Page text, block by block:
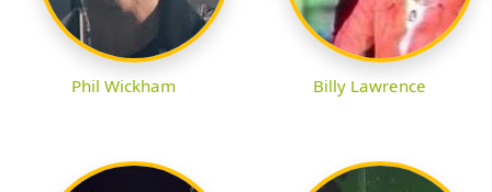
Phil Wickham Billy Lawrence